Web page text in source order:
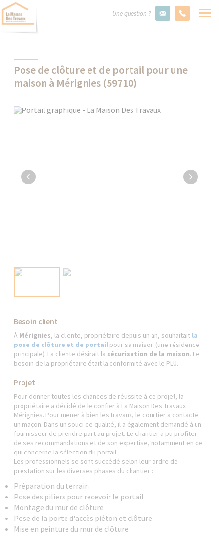
Une question ?
Pose de clôture et de portail pour une
maison à Mérignies (59710)
Besoin client
À Mérignies, la cliente, propriétaire depuis un an, souhaitait la
pose de clôture et de portail pour sa maison (une résidence
principale). La cliente désirait la sécurisation de la maison. Le
besoin de la propriétaire était la conformité avec le PLU.
Projet
Pour donner toutes les chances de réussite à ce projet, la
propriétaire a décidé de le confier à La Maison Des Travaux
Mérignies. Pour mener à bien les travaux, le courtier a contacté
un maçon. Dans un souci de qualité, il a également demandé à un
fournisseur de prendre part au projet. Le chantier a pu profiter
de ses recommandations et de son expertise, notamment en ce
qui concerne la sélection du portail.
Les professionnels se sont succédé selon leur ordre de
prestation sur les diverses phases du chantier :
Préparation du terrain
Pose des piliers pour recevoir le portail
Montage du mur de clôture
Pose de la porte d'accès piéton et clôture
Mise en peinture du mur de clôture